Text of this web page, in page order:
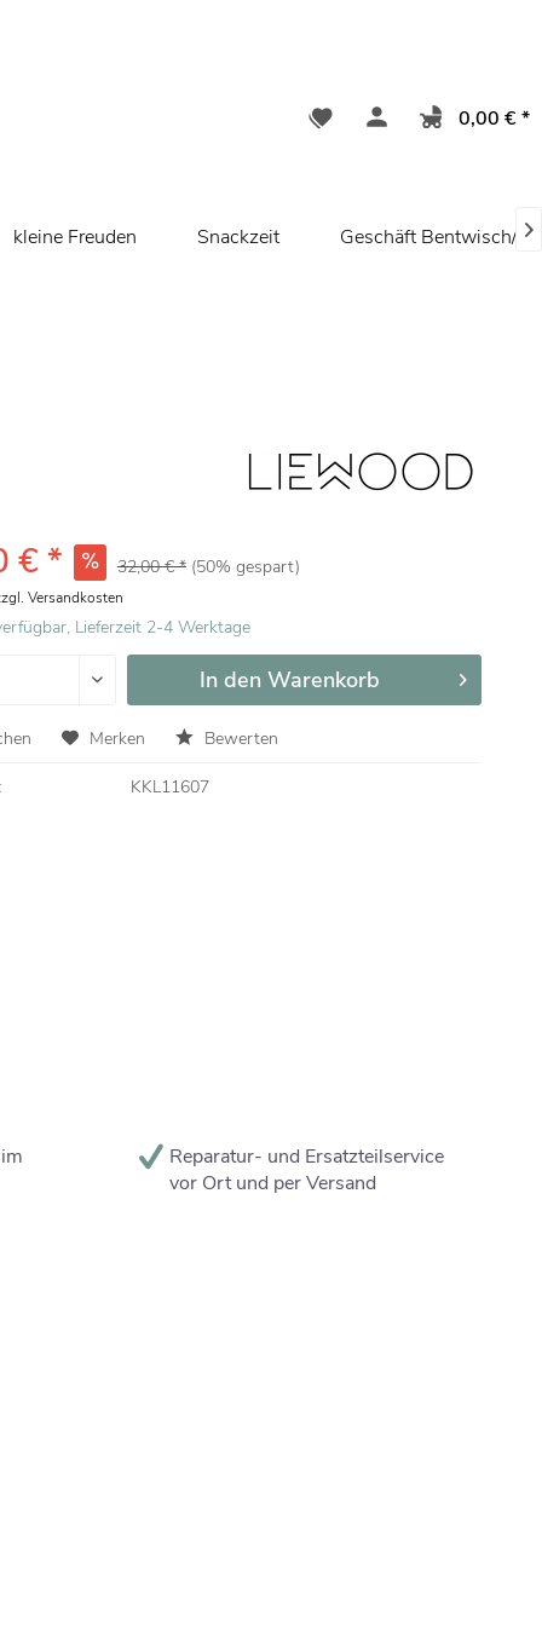
0,00 € *
kleine Freuden Snackzeit Geschäft Bentwisch/ 
€ * 32,00 € * (50% gespart)
Versandkosten
Lieferzeit 2-4 Werktage
In den Warenkorb
Merken Bewerten
KKL11607
Reparatur- und Ersatzteilservice
vor Ort und per Versand